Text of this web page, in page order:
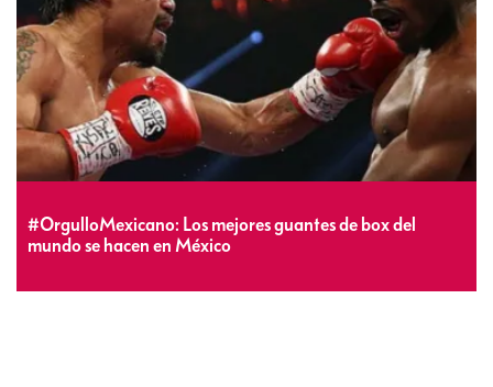
#OrgulloMexicano: Los mejores guantes de box del
mundo se hacen en México